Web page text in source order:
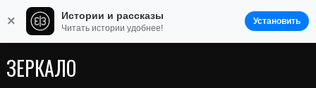
ЗЕРКАЛО
× Истории и рассказы
Читать истории удобнее!
Установить